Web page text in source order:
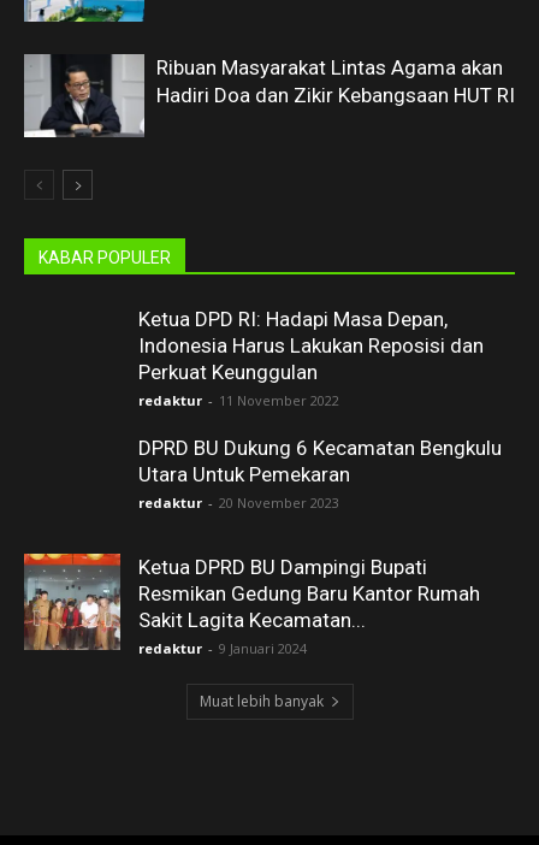
Ribuan Masyarakat Lintas Agama akan
Hadiri Doa dan Zikir Kebangsaan HUT RI
KABAR POPULER
Ketua DPD RI: Hadapi Masa Depan,
Indonesia Harus Lakukan Reposisi dan
Perkuat Keunggulan
redaktur - 11 November 2022
DPRD BU Dukung 6 Kecamatan Bengkulu
Utara Untuk Pemekaran
redaktur - 20 November 2023
Ketua DPRD BU Dampingi Bupati
Resmikan Gedung Baru Kantor Rumah
Sakit Lagita Kecamatan...
redaktur - 9 Januari 2024
Muat lebih banyak